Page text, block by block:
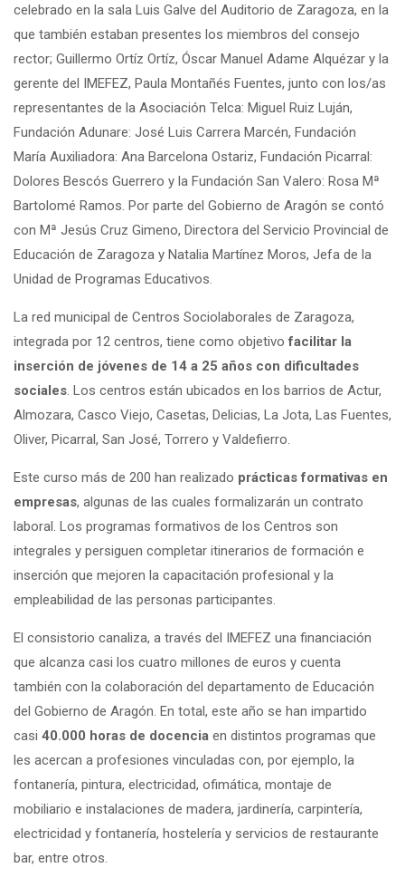
celebrado en la sala Luis Galve del Auditorio de Zaragoza, en la
que también estaban presentes los miembros del consejo
rector; Guillermo Ortíz Ortíz, Óscar Manuel Adame Alquézar y la
gerente del IMEFEZ, Paula Montañés Fuentes, junto con los/as
representantes de la Asociación Telca: Miguel Ruiz Luján,
Fundación Adunare: José Luis Carrera Marcén, Fundación
María Auxiliadora: Ana Barcelona Ostariz, Fundación Picarral:
Dolores Bescós Guerrero y la Fundación San Valero: Rosa Mª
Bartolomé Ramos. Por parte del Gobierno de Aragón se contó
con Mª Jesús Cruz Gimeno, Directora del Servicio Provincial de
Educación de Zaragoza y Natalia Martínez Moros, Jefa de la
Unidad de Programas Educativos.
La red municipal de Centros Sociolaborales de Zaragoza,
integrada por 12 centros, tiene como objetivo facilitar la
inserción de jóvenes de 14 a 25 años con dificultades
sociales. Los centros están ubicados en los barrios de Actur,
Almozara, Casco Viejo, Casetas, Delicias, La Jota, Las Fuentes,
Oliver, Picarral, San José, Torrero y Valdefierro.
Este curso más de 200 han realizado prácticas formativas en
empresas, algunas de las cuales formalizarán un contrato
laboral. Los programas formativos de los Centros son
integrales y persiguen completar itinerarios de formación e
inserción que mejoren la capacitación profesional y la
empleabilidad de las personas participantes.
El consistorio canaliza, a través del IMEFEZ una financiación
que alcanza casi los cuatro millones de euros y cuenta
también con la colaboración del departamento de Educación
del Gobierno de Aragón. En total, este año se han impartido
casi 40.000 horas de docencia en distintos programas que
les acercan a profesiones vinculadas con, por ejemplo, la
fontanería, pintura, electricidad, ofimática, montaje de
mobiliario e instalaciones de madera, jardinería, carpintería,
electricidad y fontanería, hostelería y servicios de restaurante
bar, entre otros.